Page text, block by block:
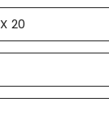
20